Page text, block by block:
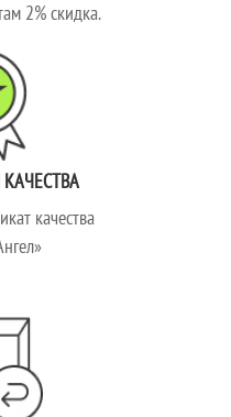
2% скидка.
качества